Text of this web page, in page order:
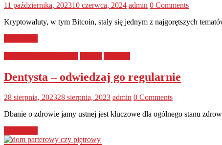
11 października, 202310 czerwca, 2024 admin 0 Comments
Kryptowaluty, w tym Bitcoin, stały się jednym z najgorętszych
Dentysta – odwiedzaj go regularnie
28 sierpnia, 202328 sierpnia, 2023 admin 0 Comments
Dbanie o zdrowie jamy ustnej jest kluczowe dla ogólnego stanu